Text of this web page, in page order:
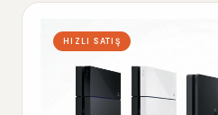
HIZLI SATIŞ